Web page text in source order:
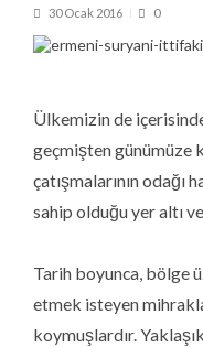
30 Ocak 2016 0
Ülkemizin de
geçmişten günümüze
çatışmalarının odağı
sahip olduğu yer altı
Tarih boyunca, bölge
etmek isteyen
koymuşlardır.